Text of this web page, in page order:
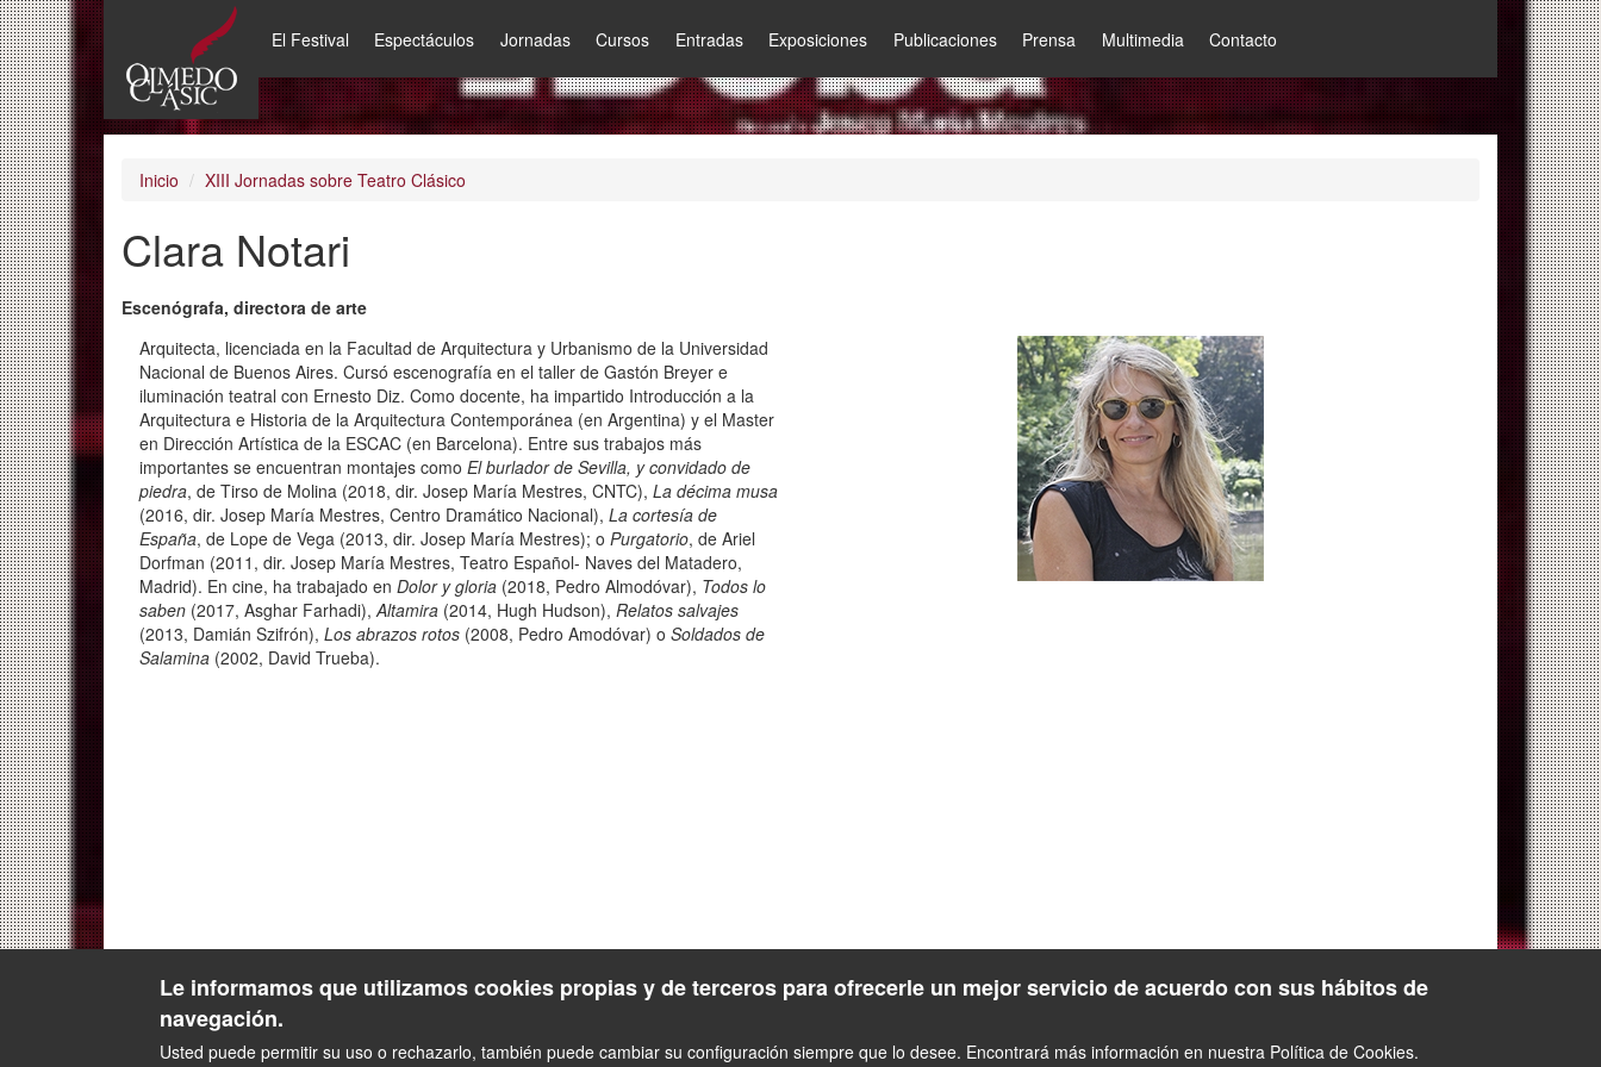
Pasar
al
contenido
principal
El Festival Espectáculos Jornadas Cursos Entradas Exposiciones Publicaciones Prensa Multimedia Contacto
Inicio XIII Jornadas sobre Teatro Clásico
Clara Notari
Escenógrafa, directora de arte
Arquitecta, licenciada en la Facultad de Arquitectura y Urbanismo de la Universidad
Nacional de Buenos Aires. Cursó escenografía en el taller de Gastón Breyer e
iluminación teatral con Ernesto Diz. Como docente, ha impartido Introducción a la
Arquitectura e Historia de la Arquitectura Contemporánea (en Argentina) y el Master
en Dirección Artística de la ESCAC (en Barcelona). Entre sus trabajos más
importantes se encuentran montajes como El burlador de Sevilla, y convidado de
piedra, de Tirso de Molina (2018, dir. Josep María Mestres, CNTC), La décima musa
(2016, dir. Josep María Mestres, Centro Dramático Nacional), La cortesía de
España, de Lope de Vega (2013, dir. Josep María Mestres); o Purgatorio, de Ariel
Dorfman (2011, dir. Josep María Mestres, Teatro Español- Naves del Matadero,
Madrid). En cine, ha trabajado en Dolor y gloria (2018, Pedro Almodóvar), Todos lo
saben (2017, Asghar Farhadi),Altamira (2014, Hugh Hudson), Relatos salvajes
(2013, Damián Szifrón), Los abrazos rotos (2008, Pedro Amodóvar) o Soldados de
Salamina (2002, David Trueba).
Le informamos que utilizamos cookies propias y de terceros para ofrecerle un mejor servicio de acuerdo con sus hábitos de
navegación.
Usted puede permitir su uso o rechazarlo, también puede cambiar su configuración siempre que lo desee. Encontrará más información en nuestra Política de Cookies.